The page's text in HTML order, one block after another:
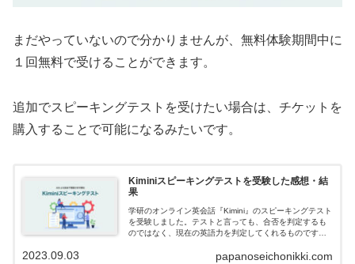
まだやっていないので分かりませんが、無料体験期間中に
１回無料で受けることができます。
追加でスピーキングテストを受けたい場合は、チケットを
購入することで可能になるみたいです。
Kiminiスピーキングテストを受験した感想・結
果
学研のオンライン英会話『Kimini』のスピーキングテスト
を受験しました。テストと言っても、合否を判定するも
のではなく、現在の英語力を判定してくれるものです。
papanoseichonikki.com
2023.09.03